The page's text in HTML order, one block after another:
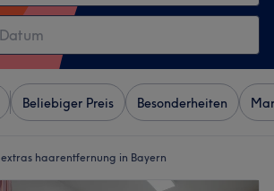
Beliebiger Preis Besonderheiten
extras haarentfernung in Bayern